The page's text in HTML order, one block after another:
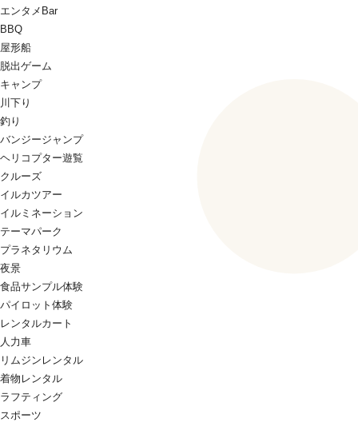
エンタメBar
BBQ
屋形船
脱出ゲーム
キャンプ
川下り
釣り
バンジージャンプ
ヘリコプター遊覧
クルーズ
イルカツアー
イルミネーション
テーマパーク
プラネタリウム
夜景
食品サンプル体験
パイロット体験
レンタルカート
人力車
リムジンレンタル
着物レンタル
ラフティング
スポーツ